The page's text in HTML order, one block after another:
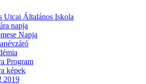
Utcai Általános Iskola
napja
Napja
Program
képek
2019